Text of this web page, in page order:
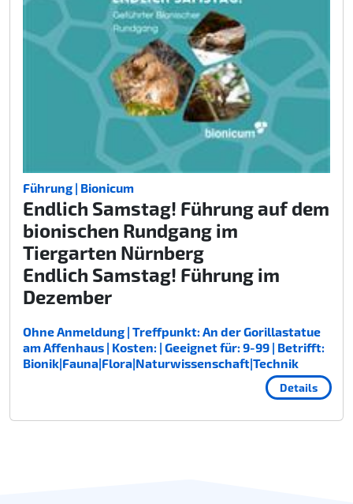
Führung | Bionicum
Endlich Samstag! Führung auf dem
bionischen Rundgang im
Tiergarten Nürnberg
Endlich Samstag! Führung im
Dezember
Ohne Anmeldung | Treffpunkt: An der Gorillastatue
am Affenhaus | Kosten: | Geeignet für: 9-99 | Betrifft:
Bionik|Fauna|Flora|Naturwissenschaft|Technik
Details